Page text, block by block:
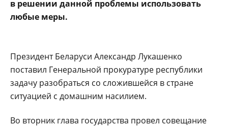
в решении данной проблемы использовать
любые меры.
Президент Беларуси Александр Лукашенко
поставил Генеральной прокуратуре республики
задачу разобраться со сложившейся в стране
ситуацией с домашним насилием.
Во вторник глава государства провел совещание